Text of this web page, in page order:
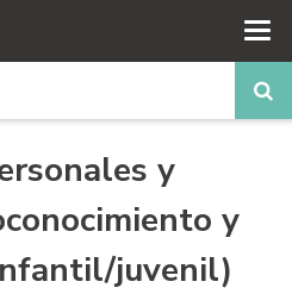
y
y
juvenil)